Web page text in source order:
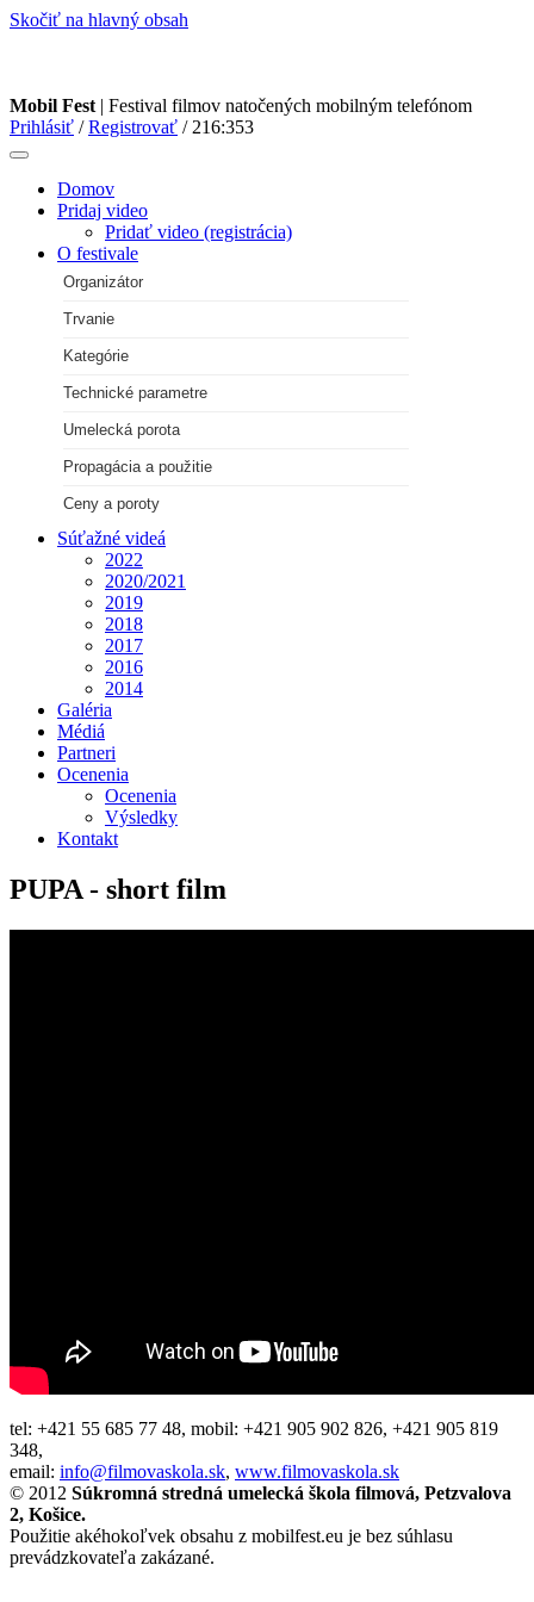
Skočiť na hlavný obsah
Mobil Fest | Festival filmov natočených mobilným telefónom
Prihlásiť /Registrovať / 216:353
Domov
Pridaj video
Pridať video (registrácia)
O festivale
Organizátor
Trvanie
Kategórie
Technické parametre
Umelecká porota
Propagácia a použitie
Ceny a poroty
Súťažné videá
2022
2020/2021
2019
2018
2017
2016
2014
Galéria
Médiá
Partneri
Ocenenia
Ocenenia
Výsledky
Kontakt
PUPA - short film
tel: +421 55 685 77 48, mobil: +421 905 902 826, +421 905 819
348,
email: info@filmovaskola.sk, www.filmovaskola.sk
© 2012 Súkromná stredná umelecká škola filmová, Petzvalova
2, Košice.
Použitie akéhokoľvek obsahu z mobilfest.eu je bez súhlasu
prevádzkovateľa zakázané.